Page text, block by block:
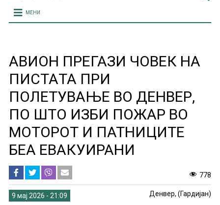
МЕНИ
АВИОН ПРЕГАЗИ ЧОВЕК НА
ПИСТАTA ПРИ
ПОЛЕТУВАЊЕ ВО ДЕНВЕР,
ПО ШТО ИЗБИ ПОЖАР ВО
МОТОРОТ И ПАТНИЦИТЕ
БЕА ЕВАКУИРАНИ
778
9 мај 2026 - 21:09 Денвер, (Гардијан)